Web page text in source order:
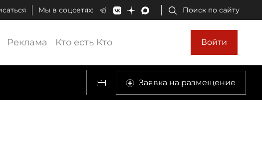
Мы в соцсетях: Поиск по сайту
Реклама Кто есть Кто Войти
Заявка на размещение